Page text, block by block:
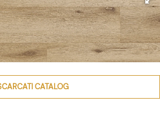
CATALOG